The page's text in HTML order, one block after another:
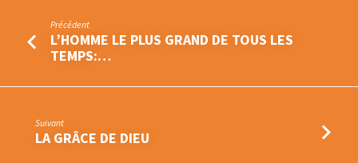
Précédent
L’HOMME LE PLUS GRAND DE TOUS LES
TEMPS:…
Suivant
LA GRÂCE DE DIEU